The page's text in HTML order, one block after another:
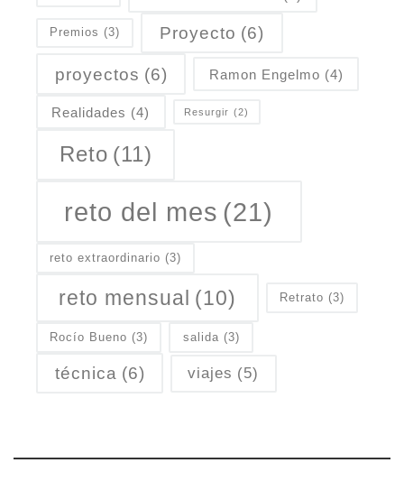
Premios (3) Proyecto (6)
proyectos (6) Ramon Engelmo (4)
Realidades (4) Resurgir (2)
Reto (11)
reto del mes (21)
reto extraordinario (3)
reto mensual (10) Retrato (3)
Rocío Bueno (3) salida (3)
técnica (6) viajes (5)